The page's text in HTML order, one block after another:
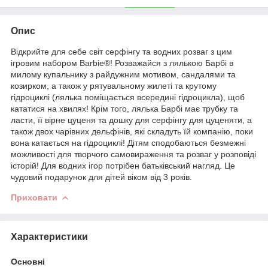
Опис
Відкрийте для себе світ серфінгу та водних розваг з цим
ігровим набором Barbie®! Розважайся з лялькою Барбі в
милому купальнику з райдужним мотивом, сандалями та
козирком, а також у рятувальному жилеті та крутому
гідроциклі (лялька поміщається всередині гідроцикла), щоб
кататися на хвилях! Крім того, лялька Барбі має трубку та
ласти, її вірне цуценя та дошку для серфінгу для цуценяти, а
також двох чарівних дельфінів, які складуть їй компанію, поки
вона катається на гідроциклі! Дітям сподобаються безмежні
можливості для творчого самовираження та розваг у розповіді
історій! Для водних ігор потрібен батьківський нагляд. Це
чудовий подарунок для дітей віком від 3 років.
Приховати
Характеристики
Основні